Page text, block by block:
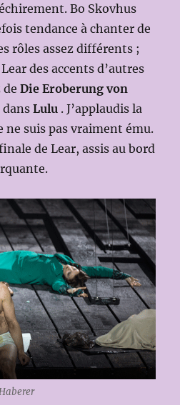
Bo Skovhus
tendance à chanter de
rôles assez différents ;
des accents d’autres
deDie Eroberung von
dansLulu . J’applaudis la
ne suis pas vraiment ému.
de Lear, assis au bord